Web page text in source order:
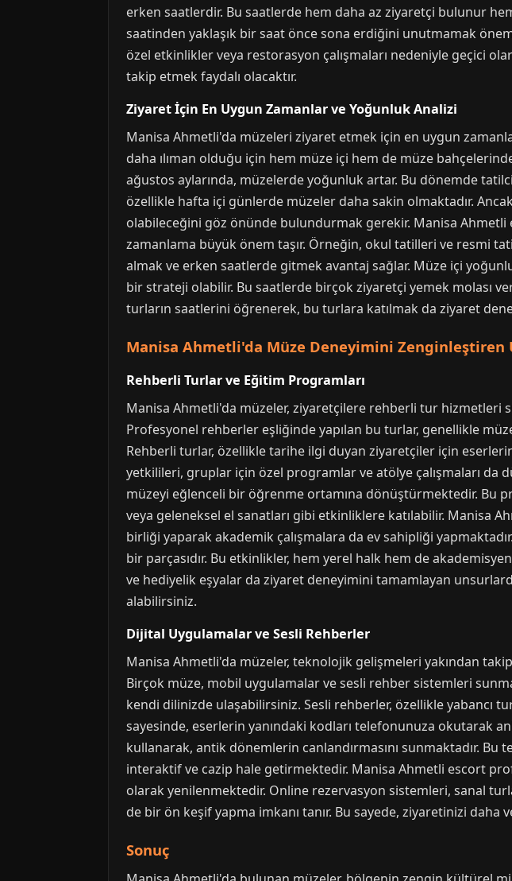
erken saatlerdir. Bu saatlerde hem daha az ziyaretçi bulunur
saatinden yaklaşık bir saat önce sona erdiğini unutmamak
özel etkinlikler veya restorasyon çalışmaları nedeniyle geçici
takip etmek faydalı olacaktır.
Ziyaret İçin En Uygun Zamanlar ve Yoğunluk Analizi
Manisa Ahmetli'da müzeleri ziyaret etmek için en uygun
daha ılıman olduğu için hem müze içi hem de müze
ağustos aylarında, müzelerde yoğunluk artar. Bu dönemde
özellikle hafta içi günlerde müzeler daha sakin olmaktadır.
olabileceğini göz önünde bulundurmak gerekir. Manisa
zamanlama büyük önem taşır. Örneğin, okul tatilleri ve resmi
almak ve erken saatlerde gitmek avantaj sağlar. Müze içi
bir strateji olabilir. Bu saatlerde birçok ziyaretçi yemek molası
turların saatlerini öğrenerek, bu turlara katılmak da ziyaret
Manisa Ahmetli'da Müze Deneyimini Zenginleştiren
Rehberli Turlar ve Eğitim Programları
Manisa Ahmetli'da müzeler, ziyaretçilere rehberli tur hizmetleri
Profesyonel rehberler eşliğinde yapılan bu turlar, genellikle
Rehberli turlar, özellikle tarihe ilgi duyan ziyaretçiler için
yetkilileri, gruplar için özel programlar ve atölye çalışmaları da
müzeyi eğlenceli bir öğrenme ortamına dönüştürmektedir. Bu
veya geleneksel el sanatları gibi etkinliklere katılabilir. Manisa
birliği yaparak akademik çalışmalara da ev sahipliği
bir parçasıdır. Bu etkinlikler, hem yerel halk hem de
ve hediyelik eşyalar da ziyaret deneyimini tamamlayan
alabilirsiniz.
Dijital Uygulamalar ve Sesli Rehberler
Manisa Ahmetli'da müzeler, teknolojik gelişmeleri yakından
Birçok müze, mobil uygulamalar ve sesli rehber sistemleri
kendi dilinizde ulaşabilirsiniz. Sesli rehberler, özellikle yabancı
sayesinde, eserlerin yanındaki kodları telefonunuza okutarak
kullanarak, antik dönemlerin canlandırmasını sunmaktadır.
interaktif ve cazip hale getirmektedir. Manisa Ahmetli escort
olarak yenilenmektedir. Online rezervasyon sistemleri, sanal
de bir ön keşif yapma imkanı tanır. Bu sayede, ziyaretinizi
Sonuç